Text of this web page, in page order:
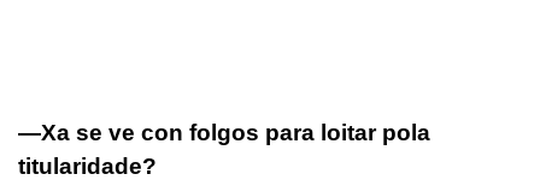
—Xa se ve con folgos para loitar pola
titularidade?